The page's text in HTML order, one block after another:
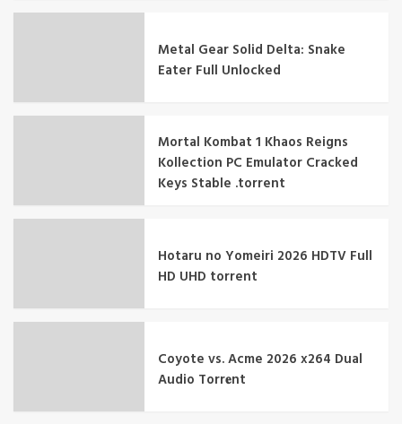
Metal Gear Solid Delta: Snake
Eater Full Unlocked
Mortal Kombat 1 Khaos Reigns
Kollection PC Emulator Cracked
Keys Stable .torrent
Hotaru no Yomeiri 2026 HDTV Full
HD UHD torrent
Coyote vs. Acme 2026 x264 Dual
Audio Torr𝐞nt